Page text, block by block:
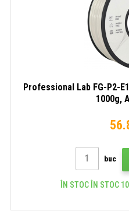
Professional Lab FG-P2-
1000g,
buc
ÎN STOC ÎN STOC